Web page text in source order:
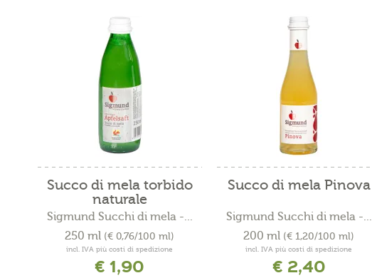
Succo di mela torbido
naturale
Sigmund Succhi di mela -...
250 ml (€ 0,76/100 ml)
incl. IVA più costi di spedizione
€ 1,90
Succo di mela Pinova
Sigmund Succhi di mela -...
200 ml (€ 1,20/100 ml)
incl. IVA più costi di spedizione
€ 2,40